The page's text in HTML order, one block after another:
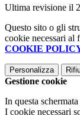
Ultima revisione il
Questo sito o gli
cookie necessari al
COOKIE
Personalizza
Gestione cookie
In questa
I cookie necessari